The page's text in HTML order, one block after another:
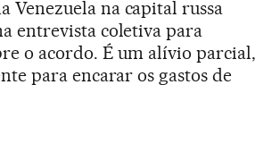
Venezuela na capital russa
entrevista coletiva para
o acordo. É um alívio parcial,
para encarar os gastos de